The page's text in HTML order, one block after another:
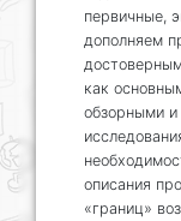
первичные,
дополняем
как
обзорными
описания
«границ»